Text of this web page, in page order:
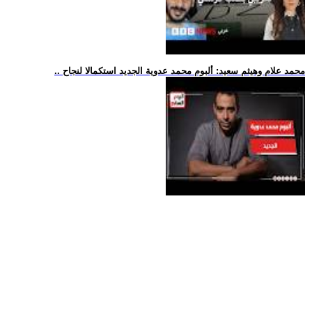
.. محمد علام وهيثم سعيد: ألبوم محمد عدوية الجديد استكمالا لنجاح